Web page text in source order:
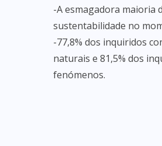
-A esmagadora maioria
sustentabilidade no
-77,8% dos inquiridos
naturais e 81,5% dos
fenómenos.